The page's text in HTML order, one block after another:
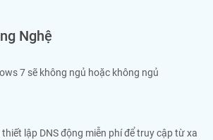
Nghệ
7 sẽ không ngủ hoặc không ngủ
thiết lập DNS động miễn phí để truy cập từ xa